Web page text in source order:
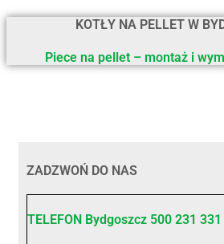
KOTŁY NA PELLET W
Piece na pellet – montaż i
ZADZWOŃ DO NAS
TELEFON Bydgoszcz 500 231 331